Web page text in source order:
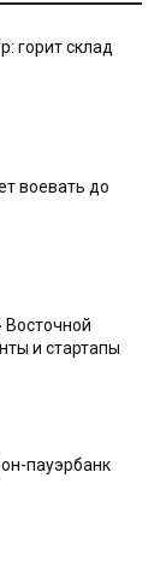
горит склад
воевать до
Восточной
и стартапы
пауэрбанк